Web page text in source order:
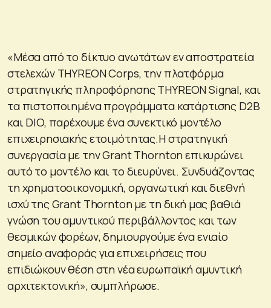
«Μέσα από το δίκτυο ανωτάτων εν αποστρατεία
στελεχών THYREON Corps, την πλατφόρμα
στρατηγικής πληροφόρησης THYREON Signal, και
τα πιστοποιημένα προγράμματα κατάρτισης D2B
και DIO, παρέχουμε ένα συνεκτικό μοντέλο
επιχειρησιακής ετοιμότητας.Η στρατηγική
συνεργασία με την Grant Thornton επικυρώνει
αυτό το μοντέλο και το διευρύνει. Συνδυάζοντας
τη χρηματοοικονομική, οργανωτική και διεθνή
ισχύ της Grant Thornton με τη δική μας βαθιά
γνώση του αμυντικού περιβάλλοντος και των
θεσμικών φορέων, δημιουργούμε ένα ενιαίο
σημείο αναφοράς για επιχειρήσεις που
επιδιώκουν θέση στη νέα ευρωπαϊκή αμυντική
αρχιτεκτονική», συμπλήρωσε.